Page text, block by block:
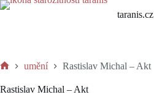
Skip
taranis.cz
umění Rastislav Michal – Akt
Rastislav Michal – Akt